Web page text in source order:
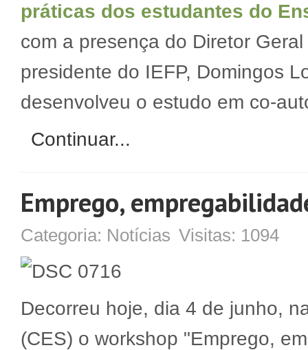
práticas dos estudantes do
com a presença do Diretor
presidente do IEFP, Domingos
desenvolveu o estudo em co-
Continuar...
Emprego,
Categoria: Notícias Visitas: 1094
Decorreu hoje, dia 4 de junho,
(CES) o workshop "Emprego,